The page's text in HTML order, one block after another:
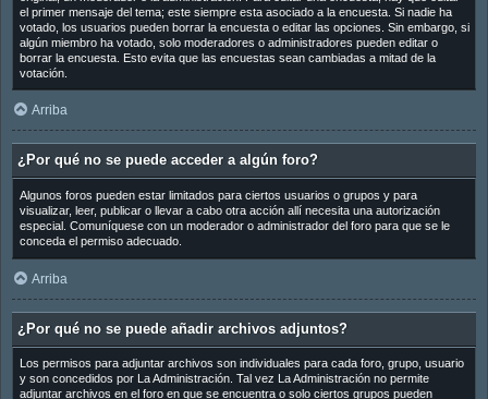
el primer mensaje del tema; este siempre esta asociado a la encuesta. Si nadie ha
votado, los usuarios pueden borrar la encuesta o editar las opciones. Sin embargo, si
algún miembro ha votado, solo moderadores o administradores pueden editar o
borrar la encuesta. Esto evita que las encuestas sean cambiadas a mitad de la
votación.
Arriba
¿Por qué no se puede acceder a algún foro?
Algunos foros pueden estar limitados para ciertos usuarios o grupos y para
visualizar, leer, publicar o llevar a cabo otra acción allí necesita una autorización
especial. Comuníquese con un moderador o administrador del foro para que se le
conceda el permiso adecuado.
Arriba
¿Por qué no se puede añadir archivos adjuntos?
Los permisos para adjuntar archivos son individuales para cada foro, grupo, usuario
y son concedidos por La Administración. Tal vez La Administración no permite
adjuntar archivos en el foro en que se encuentra o solo ciertos grupos pueden